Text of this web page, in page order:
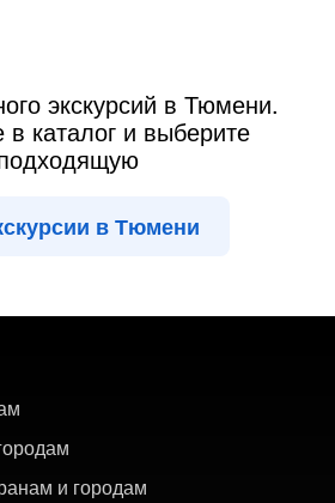
экскурсий в Тюмени.
в каталог и выберите
в Тюмени
и городам